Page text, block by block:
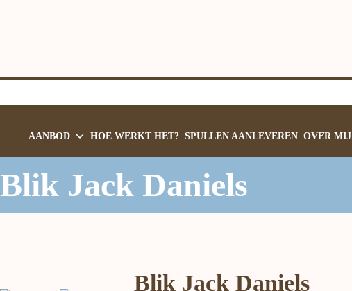
AANBOD HOE WERKT HET? SPULLEN AANLEVEREN OVER MIJ
Blik Jack Daniels
Blik Jack Daniels